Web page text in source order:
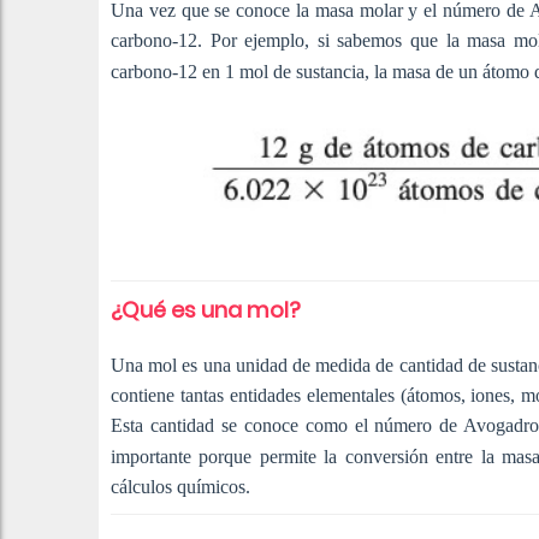
Una vez que se conoce la masa molar y el número de
carbono-12. Por ejemplo, si sabemos que la masa
carbono-12 en 1 mol de sustancia, la masa de un
¿Qué es una mol?
Una mol es una unidad de medida de cantidad de
contiene tantas entidades elementales (átomos, iones,
Esta cantidad se conoce como el número de
importante porque permite la conversión entre la
cálculos químicos.